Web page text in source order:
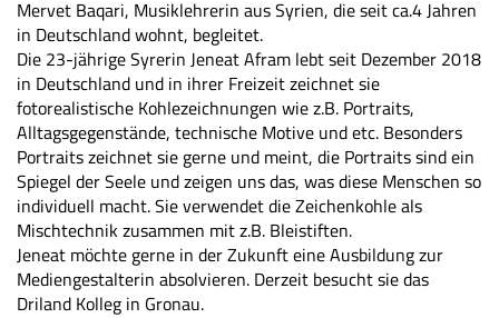
Mervet Baqari, Musiklehrerin aus Syrien, die seit ca.4 Jahren
in Deutschland wohnt, begleitet.
Die 23-jährige Syrerin Jeneat Afram lebt seit Dezember 2018
in Deutschland und in ihrer Freizeit zeichnet sie
fotorealistische Kohlezeichnungen wie z.B. Portraits,
Alltagsgegenstände, technische Motive und etc. Besonders
Portraits zeichnet sie gerne und meint, die Portraits sind ein
Spiegel der Seele und zeigen uns das, was diese Menschen so
individuell macht. Sie verwendet die Zeichenkohle als
Mischtechnik zusammen mit z.B. Bleistiften.
Jeneat möchte gerne in der Zukunft eine Ausbildung zur
Mediengestalterin absolvieren. Derzeit besucht sie das
Driland Kolleg in Gronau.